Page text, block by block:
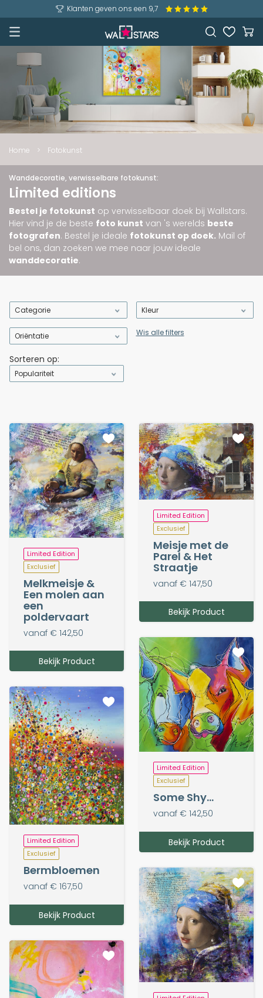
Klanten geven ons een 9,7
Home > Fotokunst
Wanddecoratie, verwisselbare fotokunst:
Limited editions
Bestel je fotokunst op verwisselbaar doek bij Wallstars.
Hier vind je de beste foto kunst van 's werelds beste
fotografen. Bestel je ideale fotokunst op doek. Mail of
bel ons, dan zoeken we mee naar jouw ideale
wanddecoratie.
Categorie Kleur
Oriëntatie Wis alle filters
Sorteren op:
Populariteit
Limited Edition
Exclusief
Melkmeisje &
Een molen aan
een
poldervaart
vanaf € 142,50
Bekijk Product
Limited Edition
Exclusief
Meisje met de
Parel & Het
Straatje
vanaf € 147,50
Bekijk Product
Limited Edition
Exclusief
Some Shy...
vanaf € 142,50
Bekijk Product
Limited Edition
Exclusief
Bermbloemen
vanaf € 167,50
Bekijk Product